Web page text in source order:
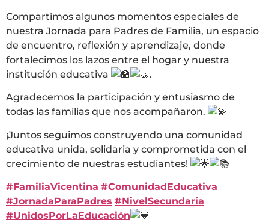
Compartimos algunos momentos especiales de
nuestra Jornada para Padres de Familia, un espacio
de encuentro, reflexión y aprendizaje, donde
fortalecimos los lazos entre el hogar y nuestra
institución educativa
.
Agradecemos la participación y entusiasmo de
todas las familias que nos acompañaron.
¡Juntos seguimos construyendo una comunidad
educativa unida, solidaria y comprometida con el
crecimiento de nuestras estudiantes!
#FamiliaVicentina #ComunidadEducativa
#JornadaParaPadres #NivelSecundaria
#UnidosPorLaEducación